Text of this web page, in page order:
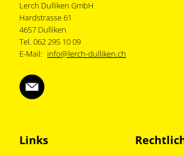
Lerch Dulliken GmbH
Hardstrasse 61
4657 Dulliken
Tel. 062 295 10 09
E-Mail: info@lerch-dulliken.ch
Links